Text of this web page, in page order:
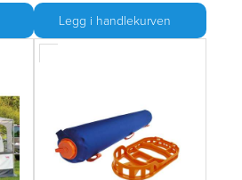
Legg i handlekurven